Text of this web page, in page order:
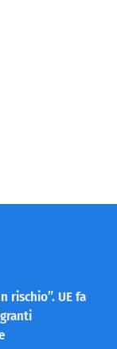
rischio”. UE fa